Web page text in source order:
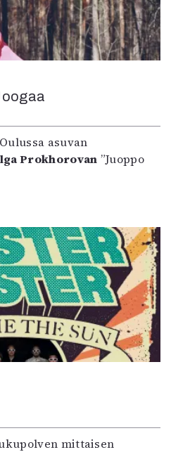
asuvan
Prokhorovan ”Juoppo
mittaisen